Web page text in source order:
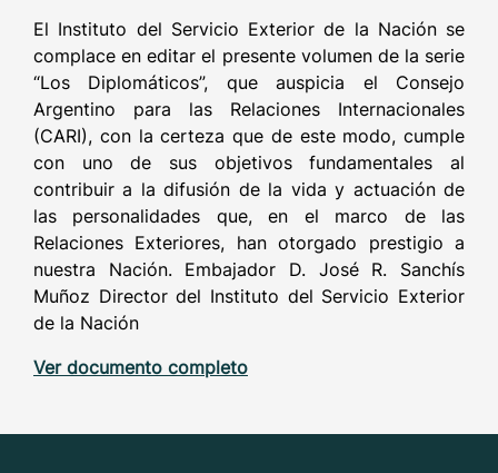
El Instituto del Servicio Exterior de la Nación se
complace en editar el presente volumen de la serie
“Los Diplomáticos”, que auspicia el Consejo
Argentino para las Relaciones Internacionales
(CARI), con la certeza que de este modo, cumple
con uno de sus objetivos fundamentales al
contribuir a la difusión de la vida y actuación de
las personalidades que, en el marco de las
Relaciones Exteriores, han otorgado prestigio a
nuestra Nación. Embajador D. José R. Sanchís
Muñoz Director del Instituto del Servicio Exterior
de la Nación
Ver documento completo